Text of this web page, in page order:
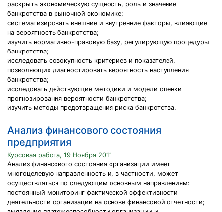
раскрыть экономическую сущность, роль и значение
банкротства в рыночной экономике;
систематизировать внешние и внутренние факторы, влияющие
на вероятность банкротства;
изучить нормативно-правовую базу, регулирующую процедуры
банкротства;
исследовать совокупность критериев и показателей,
позволяющих диагностировать вероятность наступления
банкротства;
исследовать действующие методики и модели оценки
прогнозирования вероятности банкротства;
изучить методы предотвращения риска банкротства.
Анализ финансового состояния
предприятия
Курсовая работа, 19 Ноября 2011
Анализ финансового состояния организации имеет
многоцелевую направленность и, в частности, может
осуществляться по следующим основным направлениям:
постоянный мониторинг фактической эффективности
деятельности организации на основе финансовой отчетности;